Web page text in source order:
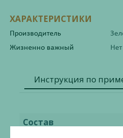
ХАРАКТЕРИСТИКИ
Производитель
Жизненно важный
Нет
Инструкция по
Состав